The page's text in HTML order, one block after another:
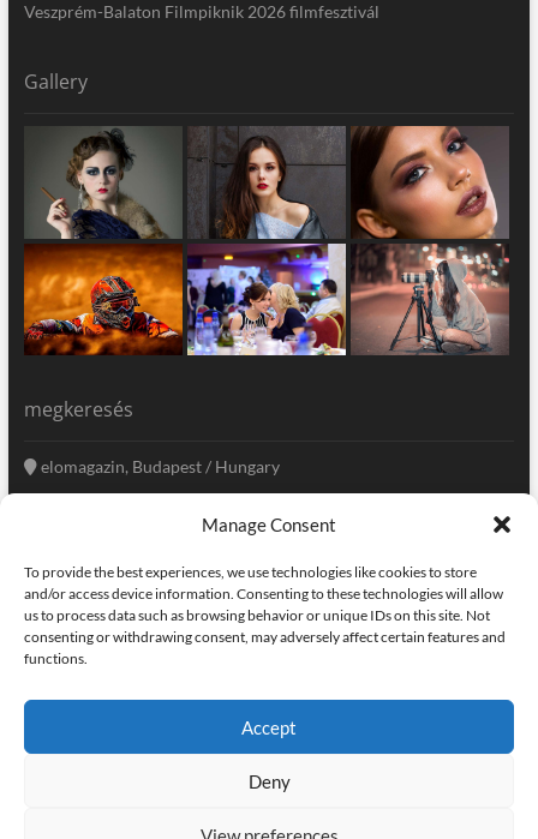
Manage Consent
To provide the best experiences, we use technologies like cookies to store
and/or access device information. Consenting to these technologies will allow
us to process data such as browsing behavior or unique IDs on this site. Not
consenting or withdrawing consent, may adversely affect certain features and
functions.
Accept
Deny
Veszprém-Balaton Filmpiknik 2026 filmfesztivál
Gallery
megkeresés
elomagazin, Budapest / Hungary
szerkesztoseg@elomagazin.com
elomagazin
home adatvédelem impresszum kapcsolat
| © copyright, all right reserved